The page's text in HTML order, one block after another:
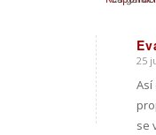
25
Así
se